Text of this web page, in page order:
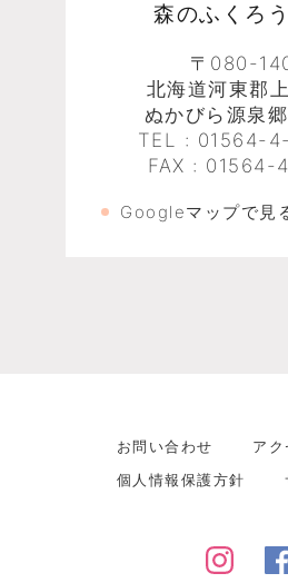
森のふくろ
〒080-
北海道河東郡
ぬかびら源泉
TEL : 01564-
FAX : 01564-
Googleマップで見
お問い合わせ
ア
個人情報保護方針